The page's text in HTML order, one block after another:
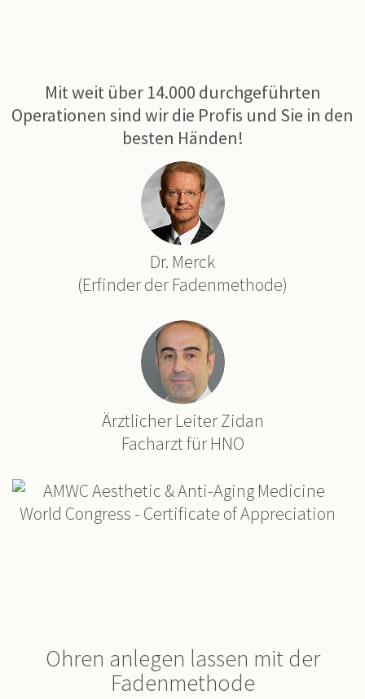
Mit weit über 14.000 durchgeführten
Operationen sind wir die Profis und Sie in den
besten Händen!
Dr. Merck
(Erfinder der Fadenmethode)
Ärztlicher Leiter Zidan
Facharzt für HNO
Ohren anlegen lassen mit der
Fadenmethode